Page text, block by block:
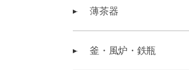
薄茶器
釜・風炉・鉄瓶